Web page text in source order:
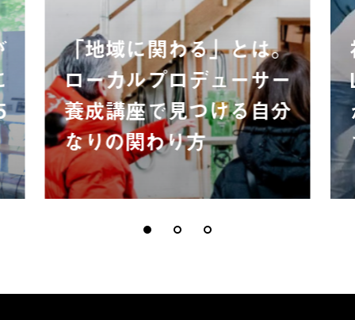
「地域に関わる」とは。
ローカルプロデューサー
養成講座で見つける自分
なりの関わり方